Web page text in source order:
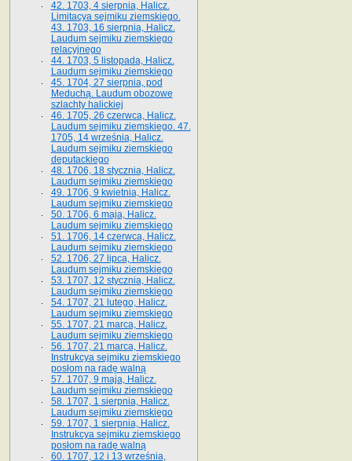
42. 1703, 4 sierpnia, Halicz.
Limitacya sejmiku ziemskiego.
43. 1703, 16 sierpnia, Halicz.
Laudum sejmiku ziemskiego
relacyjnego
44. 1703, 5 listopada, Halicz.
Laudum sejmiku ziemskiego
45. 1704, 27 sierpnia, pod
Meduchą. Laudum obozowe
szlachty halickiej
46. 1705, 26 czerwca, Halicz.
Laudum sejmiku ziemskiego. 47.
1705, 14 września, Halicz.
Laudum sejmiku ziemskiego
deputackiego
48. 1706, 18 stycznia, Halicz.
Laudum sejmiku ziemskiego
49. 1706, 9 kwietnia, Halicz.
Laudum sejmiku ziemskiego
50. 1706, 6 maja, Halicz.
Laudum sejmiku ziemskiego
51. 1706, 14 czerwca, Halicz.
Laudum sejmiku ziemskiego
52. 1706, 27 lipca, Halicz.
Laudum sejmiku ziemskiego
53. 1707, 12 stycznia, Halicz.
Laudum sejmiku ziemskiego
54. 1707, 21 lutego, Halicz.
Laudum sejmiku ziemskiego
55. 1707, 21 marca, Halicz.
Laudum sejmiku ziemskiego
56. 1707, 21 marca, Halicz.
Instrukcya sejmiku ziemskiego
posłom na radę walną
57. 1707, 9 maja, Halicz.
Laudum sejmiku ziemskiego
58. 1707, 1 sierpnia, Halicz.
Laudum sejmiku ziemskiego
59. 1707, 1 sierpnia, Halicz.
Instrukcya sejmiku ziemskiego
posłom na radę walną
60. 1707, 12 i 13 września,